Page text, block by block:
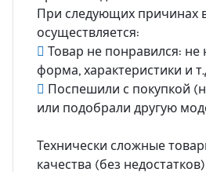
При следующих причинах
осуществляется:
Товар не понравился: не
форма, характеристики и
Поспешили с покупкой
или подобрали другую
Технически сложные
качества (без